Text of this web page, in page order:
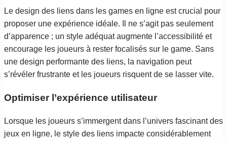
Le design des liens dans les games en ligne est crucial pour
proposer une expérience idéale. Il ne s’agit pas seulement
d’apparence ; un style adéquat augmente l’accessibilité et
encourage les joueurs à rester focalisés sur le game. Sans
une design performante des liens, la navigation peut
s’révéler frustrante et les joueurs risquent de se lasser vite.
Optimiser l’expérience utilisateur
Lorsque les joueurs s’immergent dans l’univers fascinant des
jeux en ligne, le style des liens impacte considérablement